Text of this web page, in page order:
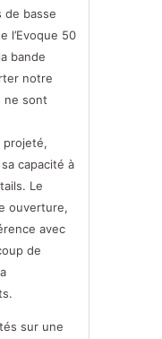
de basse
l’Evoque 50
bande
notre
ne sont
projeté,
capacité à
Le
ouverture,
avec
de
sur une